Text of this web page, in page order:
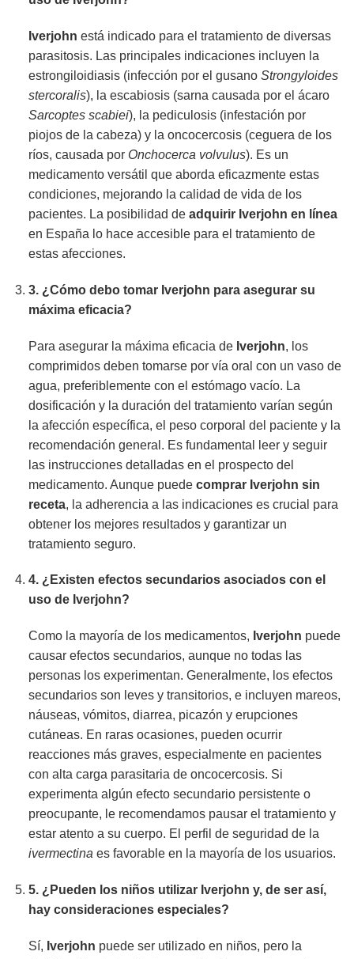
Iverjohn está indicado para el tratamiento de diversas
parasitosis. Las principales indicaciones incluyen la
estrongiloidiasis (infección por el gusano Strongyloides
stercoralis), la escabiosis (sarna causada por el ácaro
Sarcoptes scabiei), la pediculosis (infestación por
piojos de la cabeza) y la oncocercosis (ceguera de los
ríos, causada por Onchocerca volvulus). Es un
medicamento versátil que aborda eficazmente estas
condiciones, mejorando la calidad de vida de los
pacientes. La posibilidad de adquirir Iverjohn en línea
en España lo hace accesible para el tratamiento de
estas afecciones.
3. ¿Cómo debo tomar Iverjohn para asegurar su
máxima eficacia?
Para asegurar la máxima eficacia de Iverjohn, los
comprimidos deben tomarse por vía oral con un vaso de
agua, preferiblemente con el estómago vacío. La
dosificación y la duración del tratamiento varían según
la afección específica, el peso corporal del paciente y la
recomendación general. Es fundamental leer y seguir
las instrucciones detalladas en el prospecto del
medicamento. Aunque puede comprar Iverjohn sin
receta, la adherencia a las indicaciones es crucial para
obtener los mejores resultados y garantizar un
tratamiento seguro.
4. ¿Existen efectos secundarios asociados con el
uso de Iverjohn?
Como la mayoría de los medicamentos, Iverjohn puede
causar efectos secundarios, aunque no todas las
personas los experimentan. Generalmente, los efectos
secundarios son leves y transitorios, e incluyen mareos,
náuseas, vómitos, diarrea, picazón y erupciones
cutáneas. En raras ocasiones, pueden ocurrir
reacciones más graves, especialmente en pacientes
con alta carga parasitaria de oncocercosis. Si
experimenta algún efecto secundario persistente o
preocupante, le recomendamos pausar el tratamiento y
estar atento a su cuerpo. El perfil de seguridad de la
ivermectina es favorable en la mayoría de los usuarios.
5. ¿Pueden los niños utilizar Iverjohn y, de ser así,
hay consideraciones especiales?
Sí, Iverjohn puede ser utilizado en niños, pero la